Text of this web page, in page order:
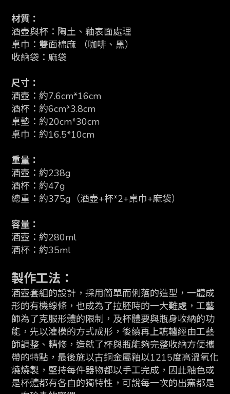
材質：
酒壺與杯：陶土、釉表面處理
桌巾：雙面棉麻 （咖啡、黑）
收納袋：麻袋
尺寸：
酒壺：約7.6cm*16cm
酒杯：約6cm*3.8cm
桌墊： 約20cm*30cm
桌巾：約16.5*10cm
重量：
酒壺：約238g
酒杯：約47g
總重：約375g（酒壺+杯*2+桌巾+麻袋）
容量：
酒壺：約280ml
酒杯：約35ml
製作工法：
酒壺套組的設計，採用簡單而俐落的造型，一體成
形的有機線條，也成為了拉胚時的一大難處，工藝
師為了克服形體的限制，及杯體要與瓶身收納的功
能，先以灌模的方式成形，後續再上轆轤經由工藝
師調整、精修，造就了杯與瓶能夠完整收納方便攜
帶的特點，最後施以古銅金屬釉以1215度高溫氧化
燒燒製，堅持每件器物都以手工完成，因此釉色或
是杯體都有各自的獨特性，可說每一次的出窯都是